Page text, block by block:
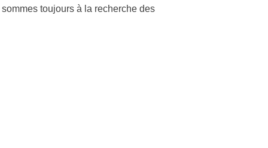
toujours à la recherche des